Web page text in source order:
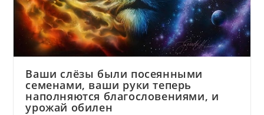
Ваши слёзы были посеянными
семенами, ваши руки теперь
наполняются благословениями, и
урожай обилен